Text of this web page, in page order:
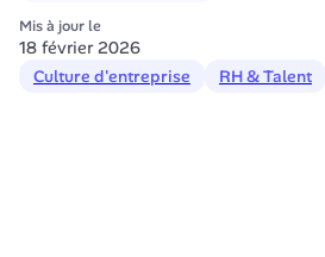
Mis à jour le
18 février 2026
Culture d'entreprise
RH & Talent